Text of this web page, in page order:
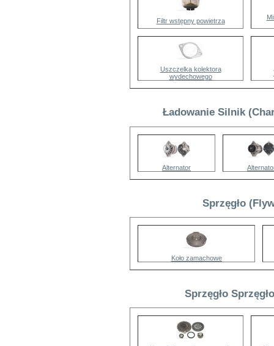
Filtr wstępny powietrza
Uszczelka kolektora
wydechowego
Ładowanie Silnik
Alternator
Sprzęgło
Koło zamachowe
Sprzęgło